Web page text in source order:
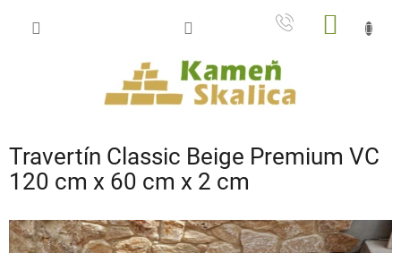
Travertín Classic Beige Premium VC
120 cm x 60 cm x 2 cm